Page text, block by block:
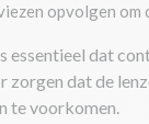
opvolgen
essentieel dat
dat de
te voorkomen.